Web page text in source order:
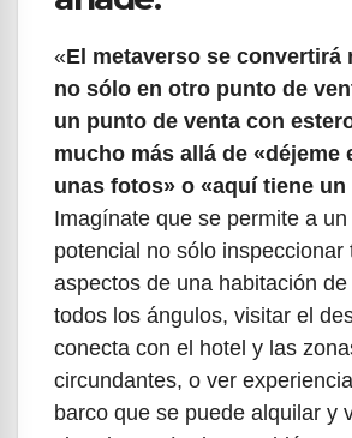
«El metaverso se convertirá
no sólo en otro punto de
un punto de venta con
mucho más allá de «déjeme
unas fotos» o «aquí tiene un
Imagínate que se permite a
potencial no sólo inspeccionar
aspectos de una habitación
todos los ángulos, visitar el
conecta con el hotel y las
circundantes, o ver
barco que se puede alquilar y